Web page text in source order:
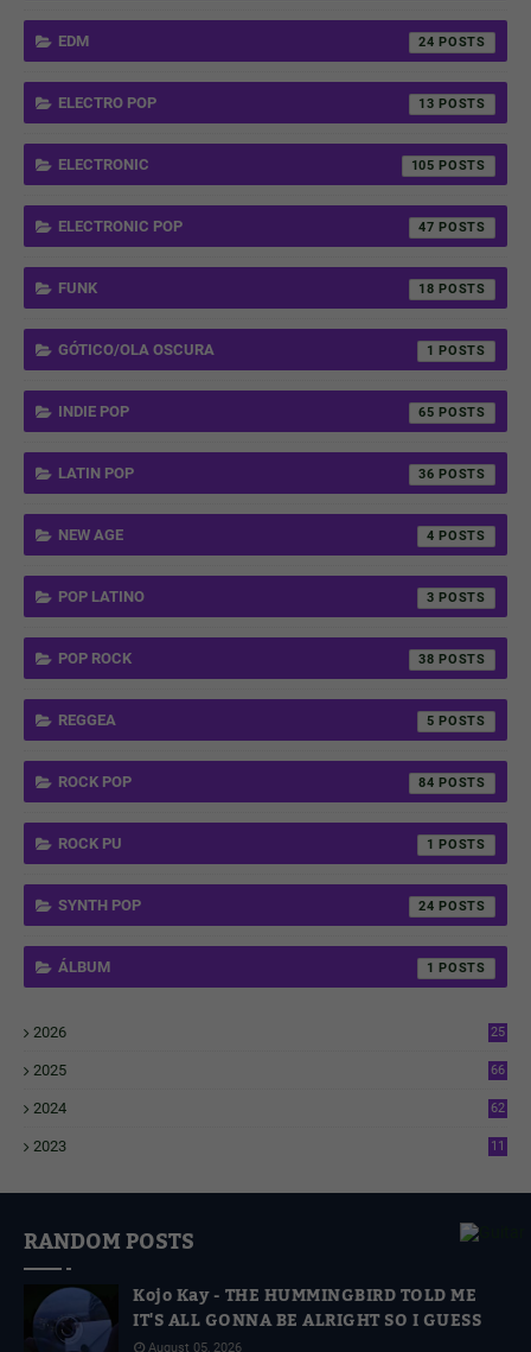
EDM 24
ELECTRO POP 13
ELECTRONIC 105
ELECTRONIC POP 47
FUNK 18
GÓTICO/OLA OSCURA 1
INDIE POP 65
LATIN POP 36
NEW AGE 4
POP LATINO 3
POP ROCK 38
REGGEA 5
ROCK POP 84
ROCK PU 1
SYNTH POP 24
ÁLBUM 1
2026
25
2025
66
2024
62
2023
11
RANDOM POSTS
Kojo Kay - THE HUMMINGBIRD TOLD ME
IT'S ALL GONNA BE ALRIGHT SO I GUESS
August 05, 2026